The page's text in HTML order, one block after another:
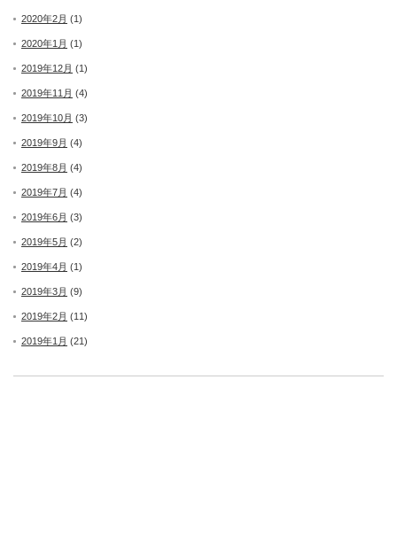
2020年2月 (1)
2020年1月 (1)
2019年12月 (1)
2019年11月 (4)
2019年10月 (3)
2019年9月 (4)
2019年8月 (4)
2019年7月 (4)
2019年6月 (3)
2019年5月 (2)
2019年4月 (1)
2019年3月 (9)
2019年2月 (11)
2019年1月 (21)